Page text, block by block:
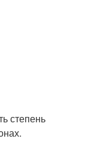
степень